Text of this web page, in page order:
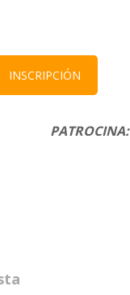
INSCRIPCIÓN
PATROCINA: